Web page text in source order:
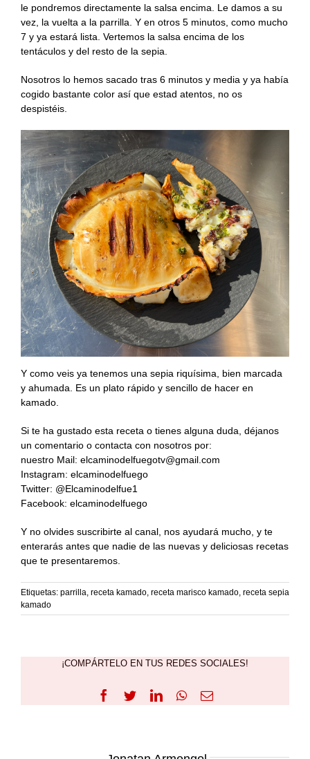
le pondremos directamente la salsa encima. Le damos a su
vez, la vuelta a la parrilla. Y en otros 5 minutos, como mucho
7 y ya estará lista. Vertemos la salsa encima de los
tentáculos y del resto de la sepia.
Nosotros lo hemos sacado tras 6 minutos y media y ya había
cogido bastante color así que estad atentos, no os
despistéis.
Y como veis ya tenemos una sepia riquísima, bien marcada
y ahumada. Es un plato rápido y sencillo de hacer en
kamado.
Si te ha gustado esta receta o tienes alguna duda, déjanos
un comentario o contacta con nosotros por:
nuestro Mail: elcaminodelfuegotv@gmail.com
Instagram: elcaminodelfuego
Twitter: @Elcaminodelfue1
Facebook: elcaminodelfuego
Y no olvides suscribirte al canal, nos ayudará mucho, y te
enterarás antes que nadie de las nuevas y deliciosas recetas
que te presentaremos.
Etiquetas: parrilla, receta kamado, receta marisco kamado, receta sepia
kamado
¡COMPÁRTELO EN TUS REDES SOCIALES!
Facebook
TwitterLinkedInWhatsApp
Correo